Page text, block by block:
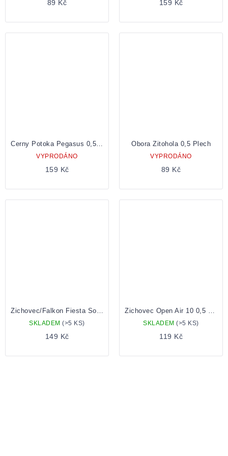
89 Kč 159 Kč
VYPRODÁNO
159 Kč
Obora Zitohola 0,5 Plech
VYPRODÁNO
89 Kč
SKLADEM(>5 KS)
149 Kč
SKLADEM(>5 KS)
119 Kč